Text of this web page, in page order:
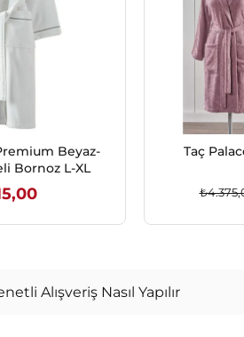
Beyaz-
Gri Kadife Biyeli Bornoz L-XL
Taç
Alışveriş Nasıl Yapılır